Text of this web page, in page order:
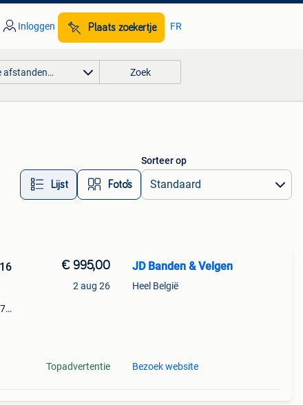
Inloggen Plaats zoekertje FR
afstanden… Zoek
Lijst Foto’s
Sorteer op
€ 995,00
2 aug 26
Topadvertentie
JD Banden & Velgen
Heel België
Bezoek website